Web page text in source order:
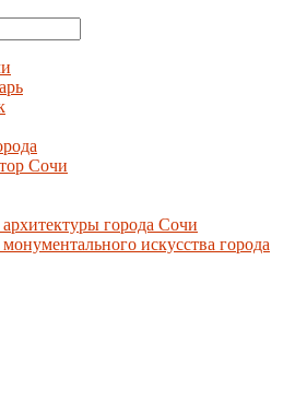
Сочи
города Сочи
искусства города